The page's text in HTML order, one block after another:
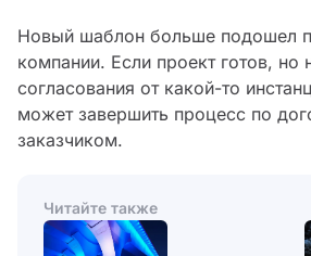
Новый шаблон больше подошел
компании. Если проект готов, но
согласования от какой-то
может завершить процесс по
заказчиком.
Читайте также